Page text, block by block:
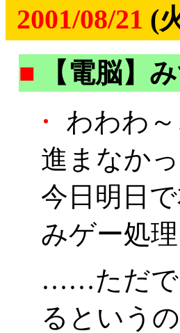
2001/08/21 (
■
【電脳】
・
わわわ
進まなか
今日明日
みゲー処
……ただで
るという